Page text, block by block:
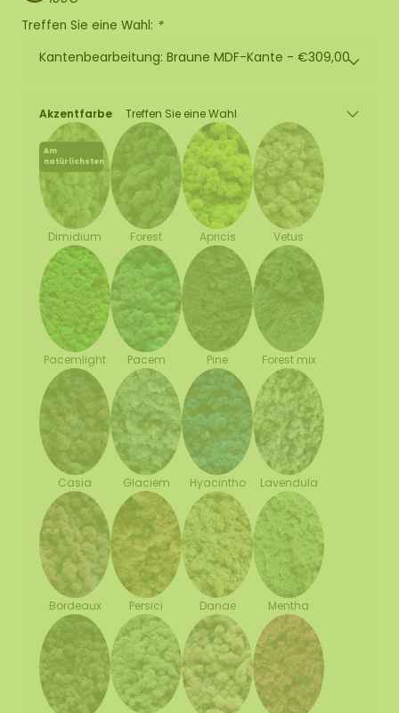
Treffen Sie eine Wahl: *
Kantenbearbeitung: Braune MDF-Kante - €309,00
Akzentfarbe Treffen Sie eine Wahl
Am
natürlichsten
Dimidium Forest Apricis Vetus
Pacemlight Pacem Pine Forest mix
Casia Glaciem Hyacintho Lavendula
Bordeaux Persici Danae Mentha